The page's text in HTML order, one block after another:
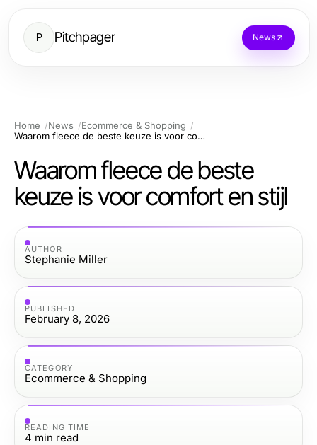
P Pitchpager News
Home News
Ecommerce & Shopping
Waarom fleece de beste keuze is voor comfort en stijl
Waarom fleece de beste
keuze is voor comfort en stijl
AUTHOR
Stephanie Miller
PUBLISHED
February 8, 2026
CATEGORY
Ecommerce & Shopping
READING TIME
4 min read